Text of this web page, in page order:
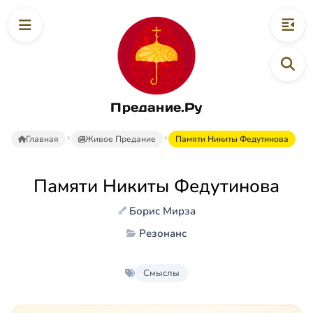
Предание.Ру
Главная Живое Предание Памяти Никиты Федутинова
Памяти Никиты Федутинова
Борис Мирза
Резонанс
Смыслы